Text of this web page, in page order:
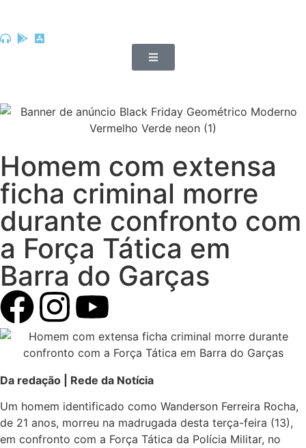
Homem com extensa
ficha criminal morre
durante confronto com
a Força Tática em
Barra do Garças
Da redação | Rede da Notícia
Um homem identificado como Wanderson Ferreira Rocha,
de 21 anos, morreu na madrugada desta terça-feira (13),
em confronto com a Força Tática da Polícia Militar, no